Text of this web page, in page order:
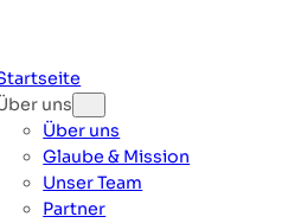
springen
uns
Über uns
Glaube & Mission
Unser Team
Partner